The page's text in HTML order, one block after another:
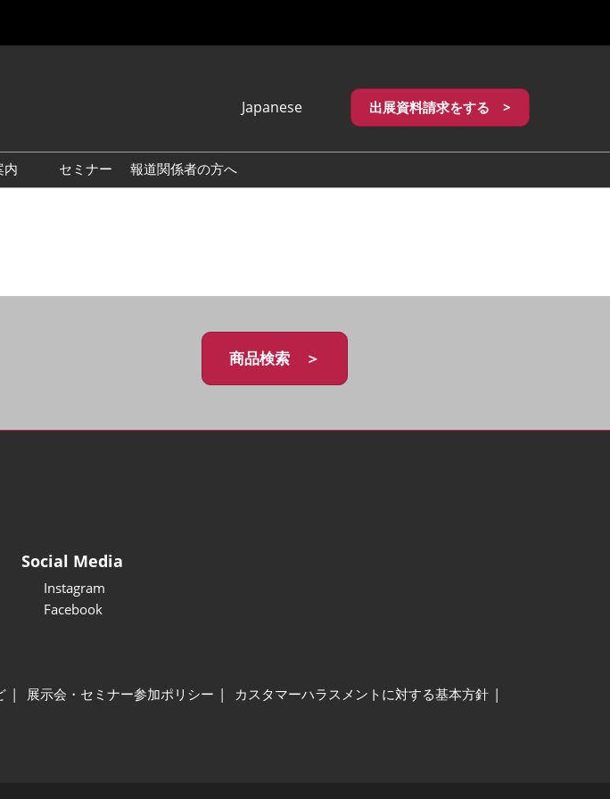
Japanese
English
繁體中文
出展資料請求をする >
内
セミナー 報道関係者の方へ
商品検索 ＞
Social Media
Instagram
Facebook
展示会・セミナー参加ポリシー
カスタマーハラスメントに対する基本方針